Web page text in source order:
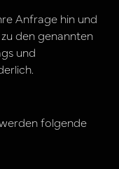
Anfrage hin und
zu den genannten
und
folgende